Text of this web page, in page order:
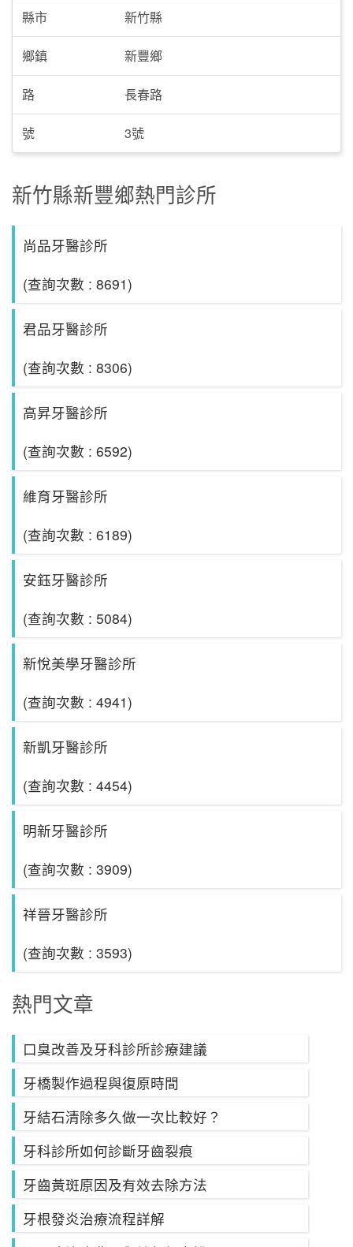
縣市 新竹縣
鄉鎮 新豐鄉
路 長春路
號 3號
新竹縣新豐鄉熱門診所
尚品牙醫診所
(查詢次數 : 8691)
君品牙醫診所
(查詢次數 : 8306)
高昇牙醫診所
(查詢次數 : 6592)
維育牙醫診所
(查詢次數 : 6189)
安鈺牙醫診所
(查詢次數 : 5084)
新悅美學牙醫診所
(查詢次數 : 4941)
新凱牙醫診所
(查詢次數 : 4454)
明新牙醫診所
(查詢次數 : 3909)
祥晉牙醫診所
(查詢次數 : 3593)
熱門文章
口臭改善及牙科診所診療建議
牙橋製作過程與復原時間
牙結石清除多久做一次比較好？
牙科診所如何診斷牙齒裂痕
牙齒黃斑原因及有效去除方法
牙根發炎治療流程詳解